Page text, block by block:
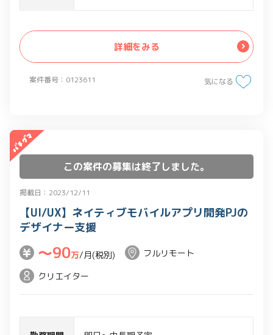
案件番号：0123611
詳細をみる
気になる
この案件の募集は終了しました。
掲載日：2023/12/11
【UI/UX】ネイティブモバイルアプリ開発PJの
デザイナー支援
〜90万/月(税別)
フルリモート
クリエイター